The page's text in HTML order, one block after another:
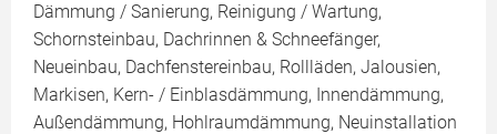
Dämmung / Sanierung, Reinigung / Wartung,
Schornsteinbau, Dachrinnen & Schneefänger,
Neueinbau, Dachfenstereinbau, Rollläden, Jalousien,
Markisen, Kern- / Einblasdämmung, Innendämmung,
Außendämmung, Hohlraumdämmung, Neuinstallation